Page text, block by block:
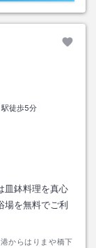
駅徒歩5分
皿鉢料理を真心
場を無料でご利
からはりまや橋下